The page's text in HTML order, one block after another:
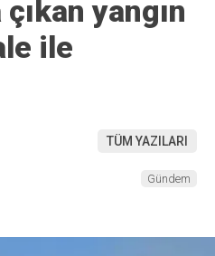
yangın
ile
TÜM YAZILARI
Gündem